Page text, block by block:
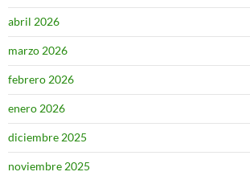
abril 2026
marzo 2026
febrero 2026
enero 2026
diciembre 2025
noviembre 2025